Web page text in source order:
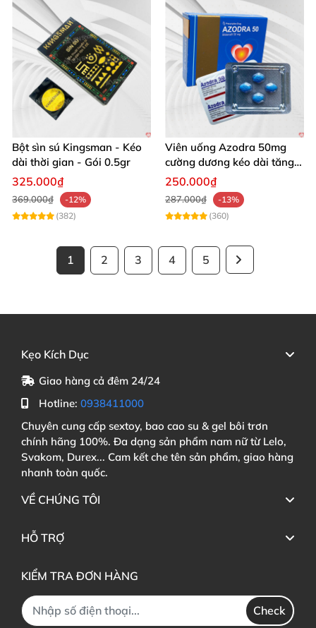
Bột sìn sú Kingsman - Kéo
dài thời gian - Gói 0.5gr
325.000₫
369.000₫
-12%
(382)
Viên uống Azodra 50mg
cường dương kéo dài tăng
sinh lý nam
250.000₫
287.000₫
-13%
(360)
1 2 3 4 5
Kẹo Kích Dục
Giao hàng cả đêm 24/24
Hotline: 0938411000
Chuyên cung cấp sextoy, bao cao su & gel bôi trơn
chính hãng 100%. Đa dạng sản phẩm nam nữ từ Lelo,
Svakom, Durex... Cam kết che tên sản phẩm, giao hàng
nhanh toàn quốc.
VỀ CHÚNG TÔI
HỖ TRỢ
KIỂM TRA ĐƠN HÀNG
Check